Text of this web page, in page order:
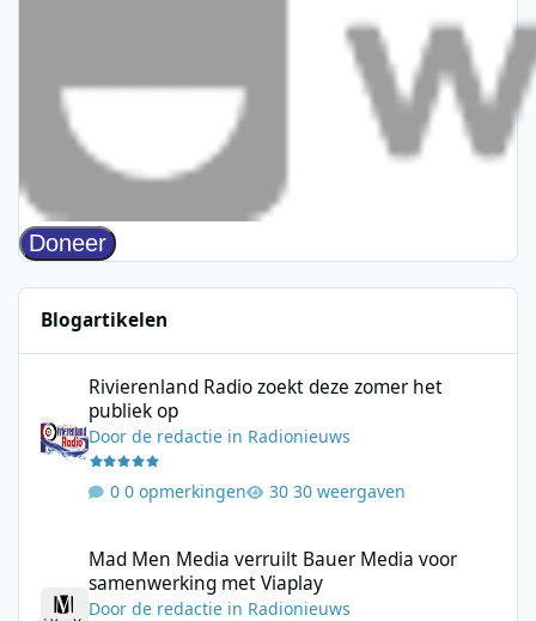
Blogartikelen
Rivierenland Radio zoekt deze zomer het
publiek op
Doorde redactie in Radionieuws
0 opmerkingen 30 weergaven
Mad Men Media verruilt Bauer Media voor
samenwerking met Viaplay
Doorde redactie in Radionieuws